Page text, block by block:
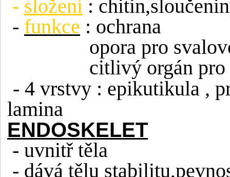
- složení :
- funkce : ochrana
opora pro
citlivý orgán
- 4 vrstvy : epikutikula ,
lamina
ENDOSKELET
- uvnitř těla
- dává tělu